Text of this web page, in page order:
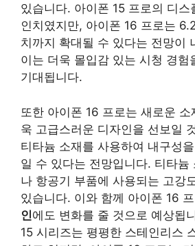
있습니다. 아이폰 15 프로의 디스
인치였지만, 아이폰 16 프로는
치까지 확대될 수 있다는 전망이
이는 더욱 몰입감 있는 시청 경험
기대됩니다.
또한 아이폰 16 프로는 새로운 소
욱 고급스러운 디자인을 선보일
티타늄 소재를 사용하여 내구성
일 수 있다는 전망입니다. 티타늄
나 항공기 부품에 사용되는 고강
있습니다. 이와 함께 아이폰 16
인에도 변화를 줄 것으로 예상됩
15 시리즈는 평평한 스테인리스